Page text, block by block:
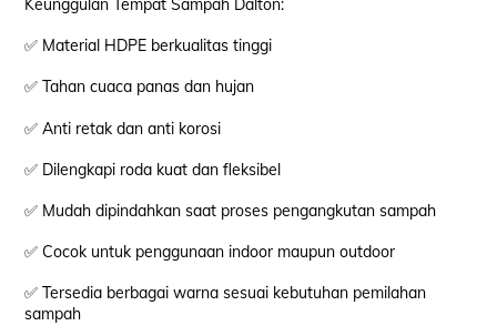
Keunggulan Tempat Sampah Dalton:
✅ Material HDPE berkualitas tinggi
✅ Tahan cuaca panas dan hujan
✅ Anti retak dan anti korosi
✅ Dilengkapi roda kuat dan fleksibel
✅ Mudah dipindahkan saat proses pengangkutan sampah
✅ Cocok untuk penggunaan indoor maupun outdoor
✅ Tersedia berbagai warna sesuai kebutuhan pemilahan
sampah